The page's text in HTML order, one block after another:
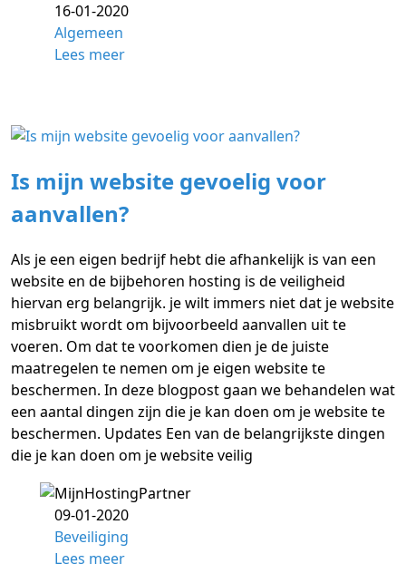
16-01-2020
Algemeen
Lees meer
Is mijn website gevoelig voor
aanvallen?
Als je een eigen bedrijf hebt die afhankelijk is van een
website en de bijbehoren hosting is de veiligheid
hiervan erg belangrijk. je wilt immers niet dat je website
misbruikt wordt om bijvoorbeeld aanvallen uit te
voeren. Om dat te voorkomen dien je de juiste
maatregelen te nemen om je eigen website te
beschermen. In deze blogpost gaan we behandelen wat
een aantal dingen zijn die je kan doen om je website te
beschermen. Updates Een van de belangrijkste dingen
die je kan doen om je website veilig
09-01-2020
Beveiliging
Lees meer